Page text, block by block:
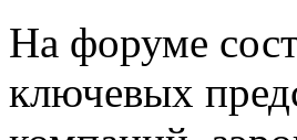
На форуме
ключевых